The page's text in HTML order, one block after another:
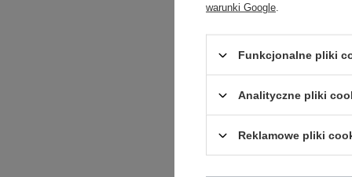
warunki Google
Funkcjonalne pliki
Analityczne pliki
Reklamowe pliki